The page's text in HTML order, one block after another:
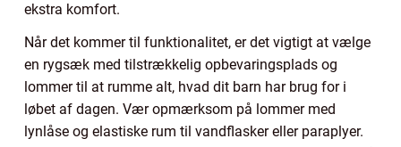
ekstra komfort.
Når det kommer til funktionalitet, er det vigtigt at vælge
en rygsæk med tilstrækkelig opbevaringsplads og
lommer til at rumme alt, hvad dit barn har brug for i
løbet af dagen. Vær opmærksom på lommer med
lynlåse og elastiske rum til vandflasker eller paraplyer.